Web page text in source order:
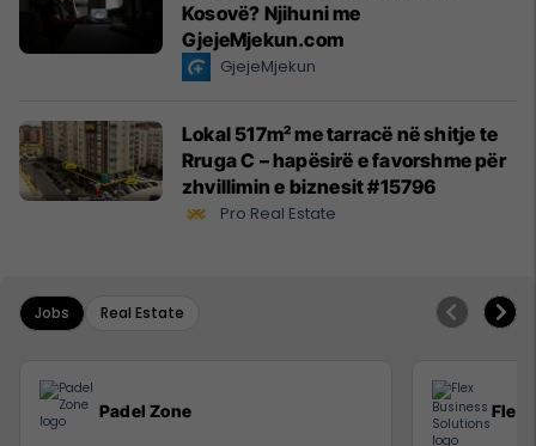
Kosovë? Njihuni me
GjejeMjekun.com
GjejeMjekun
Lokal 517m² me tarracë në shitje te
Rruga C – hapësirë e favorshme për
zhvillimin e biznesit #15796
Pro Real Estate
Jobs Real Estate
Padel Zone Flex